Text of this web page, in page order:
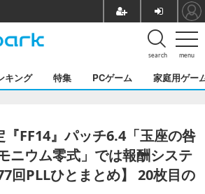
menu
search
キング 特集 PCゲーム 家庭用ゲー
FF14』パッチ6.4「玉座の咎
ニウム零式」では報酬システ
回PLLひとまとめ】 20枚目の